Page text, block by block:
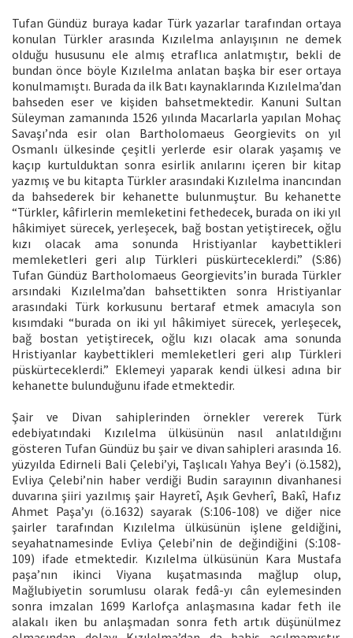
Tufan Gündüz buraya kadar Türk yazarlar tarafından ortaya
konulan Türkler arasında Kızılelma anlayışının ne demek
olduğu hususunu ele almış etraflıca anlatmıştır, bekli de
bundan önce böyle Kızılelma anlatan başka bir eser ortaya
konulmamıştı. Burada da ilk Batı kaynaklarında Kızılelma’dan
bahseden eser ve kişiden bahsetmektedir. Kanuni Sultan
Süleyman zamanında 1526 yılında Macarlarla yapılan Mohaç
Savaşı’nda esir olan Bartholomaeus Georgievits on yıl
Osmanlı ülkesinde çeşitli yerlerde esir olarak yaşamış ve
kaçıp kurtulduktan sonra esirlik anılarını içeren bir kitap
yazmış ve bu kitapta Türkler arasındaki Kızılelma inancından
da bahsederek bir kehanette bulunmuştur. Bu kehanette
“Türkler, kâfirlerin memleketini fethedecek, burada on iki yıl
hâkimiyet sürecek, yerleşecek, bağ bostan yetiştirecek, oğlu
kızı olacak ama sonunda Hristiyanlar kaybettikleri
memleketleri geri alıp Türkleri püskürteceklerdi.” (S:86)
Tufan Gündüz Bartholomaeus Georgievits’in burada Türkler
arsındaki Kızılelma’dan bahsettikten sonra Hristiyanlar
arasındaki Türk korkusunu bertaraf etmek amacıyla son
kısımdaki “burada on iki yıl hâkimiyet sürecek, yerleşecek,
bağ bostan yetiştirecek, oğlu kızı olacak ama sonunda
Hristiyanlar kaybettikleri memleketleri geri alıp Türkleri
püskürteceklerdi.” Eklemeyi yaparak kendi ülkesi adına bir
kehanette bulunduğunu ifade etmektedir.
Şair ve Divan sahiplerinden örnekler vererek Türk
edebiyatındaki Kızılelma ülküsünün nasıl anlatıldığını
gösteren Tufan Gündüz bu şair ve divan sahipleri arasında 16.
yüzyılda Edirneli Bali Çelebi’yi, Taşlıcalı Yahya Bey’i (ö.1582),
Evliya Çelebi’nin haber verdiği Budin sarayının divanhanesi
duvarına şiiri yazılmış şair Hayretî, Aşık Gevherî, Bakî, Hafız
Ahmet Paşa’yı (ö.1632) sayarak (S:106-108) ve diğer nice
şairler tarafından Kızılelma ülküsünün işlene geldiğini,
seyahatnamesinde Evliya Çelebi’nin de değindiğini (S:108-
109) ifade etmektedir. Kızılelma ülküsünün Kara Mustafa
paşa’nın ikinci Viyana kuşatmasında mağlup olup,
Mağlubiyetin sorumlusu olarak fedâ-yı cân eylemesinden
sonra imzalan 1699 Karlofça anlaşmasına kadar feth ile
alakalı iken bu anlaşmadan sonra feth artık düşünülmez